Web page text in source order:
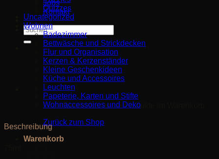
Jobs
Kontakt
Suche
nach:
Es befinden sich keine Produkte im Warenkorb.
Zurück zum Shop
Warenkorb
Quizzes
Uncategorized
Wohnen
Badezimmer
Bettwäsche und Strickdecken
Flur und Organisation
Kerzen & Kerzenständer
Kleine Geschenkideen
Küche und Accessoires
Leuchten
Papeterie, Karten und Stifte
Wohnaccessoires und Deko
Beschreibung